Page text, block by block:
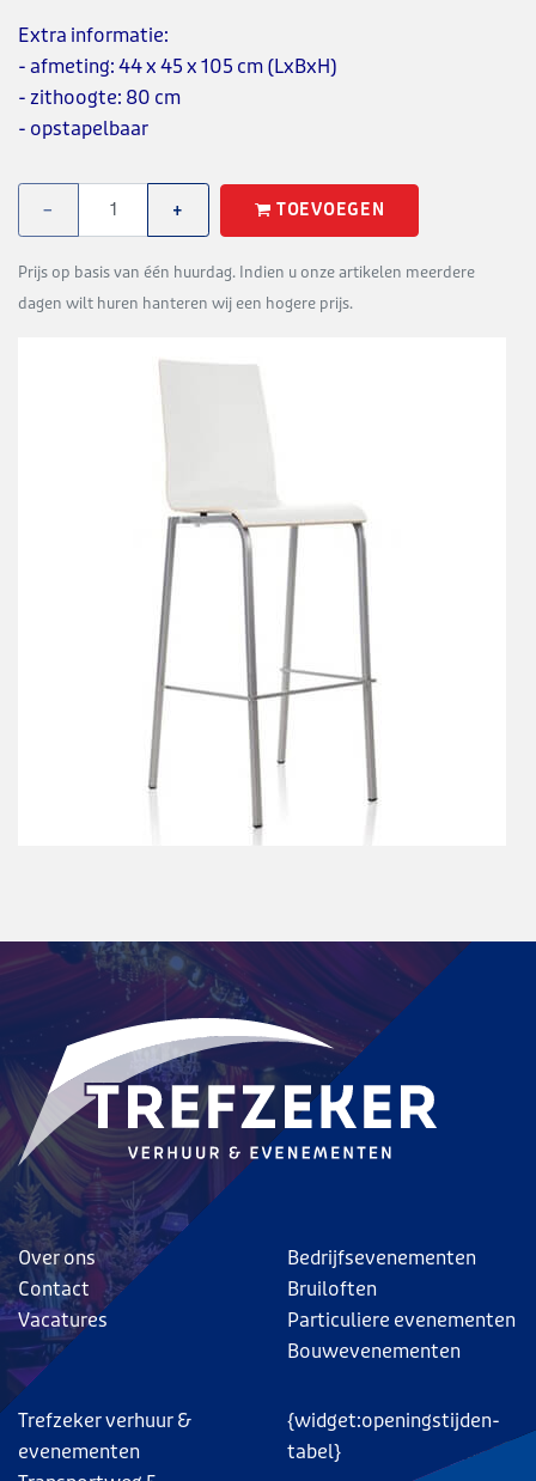
Extra informatie:
- afmeting: 44 x 45 x 105 cm (LxBxH)
- zithoogte: 80 cm
- opstapelbaar
− + TOEVOEGEN
Prijs op basis van één huurdag. Indien u onze artikelen meerdere
dagen wilt huren hanteren wij een hogere prijs.
Over ons
Contact
Vacatures
Bedrijfsevenementen
Bruiloften
Particuliere evenementen
Bouwevenementen
Trefzeker verhuur &
evenementen
{widget:openingstijden-
tabel}